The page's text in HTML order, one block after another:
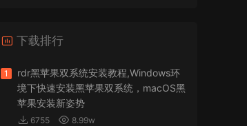
怎么安装？
来源： PDFify for Mac v5.0 专业的PDF处理软件
imacos.top • 2026-07-19
下载排行
1
rdr黑苹果双系统安装教程,Windows环
境下快速安装黑苹果双系统，macOS黑
苹果安装新姿势
6755 8.99w